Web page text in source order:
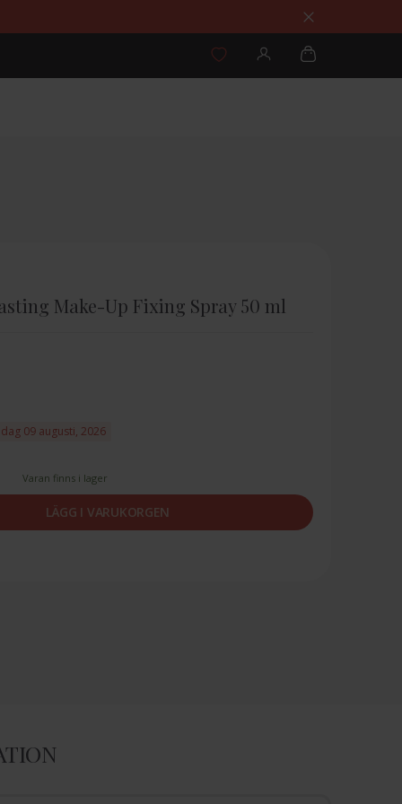
Make-Up Fixing Spray 50 ml
09 augusti, 2026
Varan finns i lager
LÄGG I VARUKORGEN